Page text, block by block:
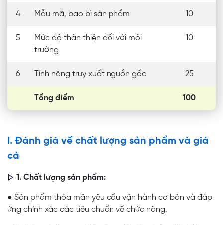
4 Mẫu mã, bao bì sản phẩm 10
5
Mức độ thân thiện đối với môi
trường
10
6 Tính năng truy xuất nguồn gốc 25
Tổng điểm 100
I. Đánh giá về chất lượng sản phẩm và giá
cả
1. Chất lượng sản phẩm:
● Sản phẩm thỏa mãn yêu cầu vận hành cơ bản và đáp
ứng chính xác các tiêu chuẩn về chức năng.